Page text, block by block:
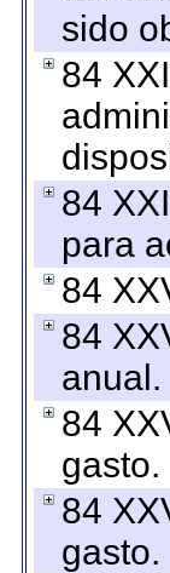
sido
84
84
para
84
84
anual.
84
gasto.
84
gasto.